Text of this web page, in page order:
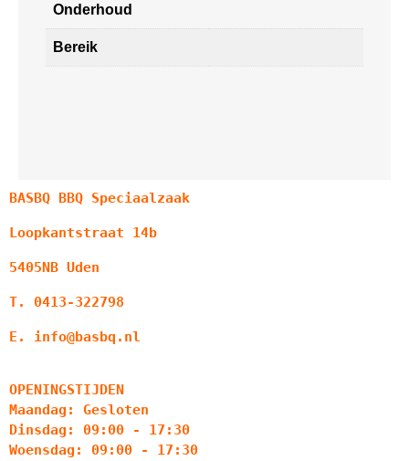
Onderhoud
Bereik
BASBQ BBQ Speciaalzaak
Loopkantstraat 14b
5405NB Uden
T. 0413-322798
E. info@basbq.nl
OPENINGSTIJDEN
Maandag: Gesloten
Dinsdag: 09:00 - 17:30
Woensdag: 09:00 - 17:30